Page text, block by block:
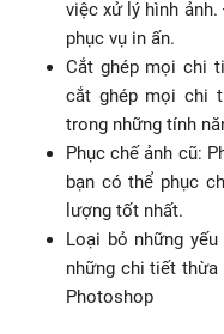
việc xử lý hình
phục vụ in ấn.
Cắt ghép mọi chi
cắt ghép mọi chi
trong những tính
Phục chế ảnh cũ:
bạn có thể phục
lượng tốt nhất.
Loại bỏ những
những chi tiết thừa
Photoshop